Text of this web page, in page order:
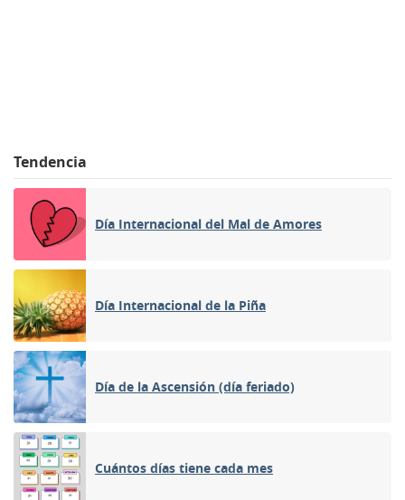
Tendencia
Día Internacional del Mal de Amores
Día Internacional de la Piña
Día de la Ascensión (día feriado)
Cuántos días tiene cada mes